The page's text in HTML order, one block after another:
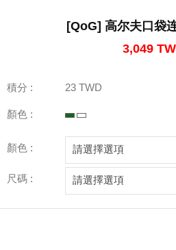
[QoG] 高尔夫口袋
3,049
積分 : 23 TWD
顏色 :
顏色 :
尺碼 :